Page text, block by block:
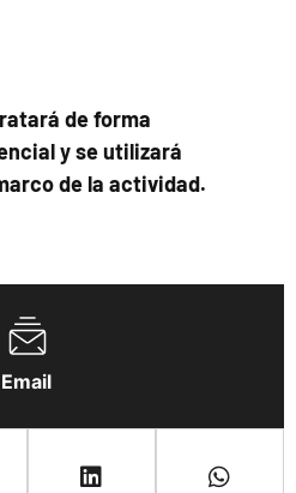
Email
de forma
y se utilizará
de la actividad.